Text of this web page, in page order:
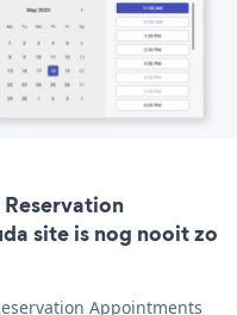
site is nog nooit zo
Appointments